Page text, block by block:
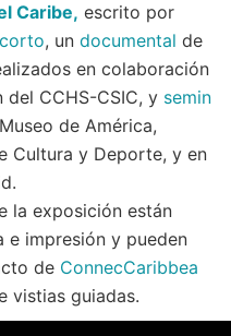
Caribe, escrito por
, un documental de
en colaboración
CCHS-CSIC, y semin
de América,
Cultura y Deporte, y en
la exposición están
e impresión y pueden
de ConnecCaribbea
vistias guiadas.